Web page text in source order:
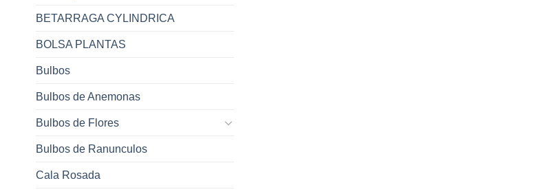
BETARRAGA CYLINDRICA
BOLSA PLANTAS
Bulbos
Bulbos de Anemonas
Bulbos de Flores
Bulbos de Ranunculos
Cala Rosada